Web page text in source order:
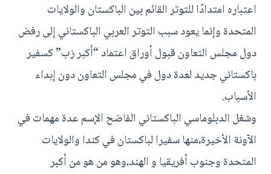
اعتباره امتدادًا للتوتر القائم بين الباكستان والولايات
المتحدة وإنما يعود سبب التوتر العربي الباكستاني إلى رفض
دول مجلس التعاون قبول أوراق اعتماد “أكبر زب” كسفير
باكستاني جديد لعدة دول في مجلس التعاون دون إبداء
الأسباب.
وشغل الدبلوماسي الباكستاني الفاضح الإسم عدة مهمات في
الآونة الأخيرة،منها سفيرا لباكستان في كندا والولايات
المتحدة وجنوب أفريقيا و الهند،وهو من هو من أكبر